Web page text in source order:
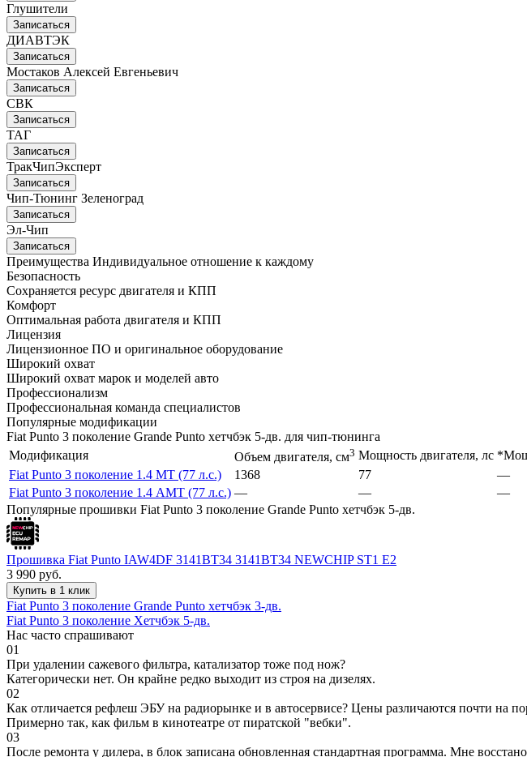
Глушители
Записаться
ДИАВТЭК
Записаться
Мостаков Алексей Евгеньевич
Записаться
СВК
Записаться
ТАГ
Записаться
ТракЧипЭксперт
Записаться
Чип-Тюнинг Зеленоград
Записаться
Эл-Чип
Записаться
Преимущества Индивидуальное отношение к каждому
Безопасность
Сохраняется ресурс двигателя и КПП
Комфорт
Оптимальная работа двигателя и КПП
Лицензия
Лицензионное ПО и оригинальное оборудование
Широкий охват
Широкий охват марок и моделей авто
Профессионализм
Профессиональная команда специалистов
Популярные модификации
Fiat Punto 3 поколение Grande Punto хетчбэк 5-дв. для чип-тюнинга
Модификация
Объем двигателя, см3 Мощность двигателя, лс
Fiat Punto 3 поколение 1.4 MT (77 л.с.)
1368 77
—
Fiat Punto 3 поколение 1.4 AMT (77 л.с.) — —
—
Популярные прошивки Fiat Punto 3 поколение Grande Punto хетчбэк 5-дв.
Прошивка Fiat Punto IAW4DF 3141BT34 3141BT34 NEWCHIP ST1 E2
3 990 руб.
Купить в 1 клик
Fiat Punto 3 поколение Grande Punto хетчбэк 3-дв.
Fiat Punto 3 поколение Хетчбэк 5-дв.
Нас часто спрашивают
01
При удалении сажевого фильтра, катализатор тоже под нож?
Категорически нет. Он крайне редко выходит из строя на дизелях.
02
Как отличается рефлеш ЭБУ на радиорынке и в автосервисе? Цены различаются почти на
Примерно так, как фильм в кинотеатре от пиратской "вебки".
03
После ремонта у дилера, в блок записана обновленная стандартная программа. Мне